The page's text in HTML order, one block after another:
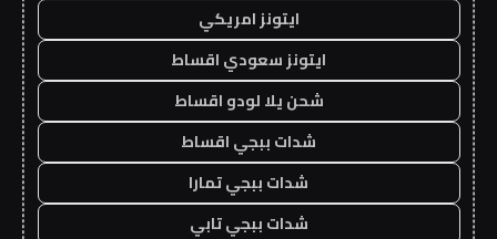
ايتونز امريكي
ايتونز سعودي اقساط
شحن يلا لودو اقساط
شدات ببجي اقساط
شدات ببجي تمارا
شدات ببجي تابي